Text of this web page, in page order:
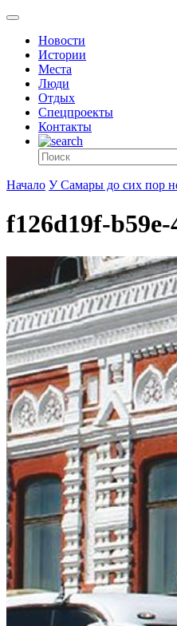
Новости
Истории
Места
Люди
Отдых
Спецпроекты
Контакты
Начало У Самары до сих пор
f126d19f-